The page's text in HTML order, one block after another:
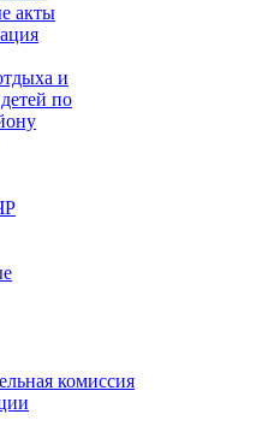
акты
и
по
комиссия